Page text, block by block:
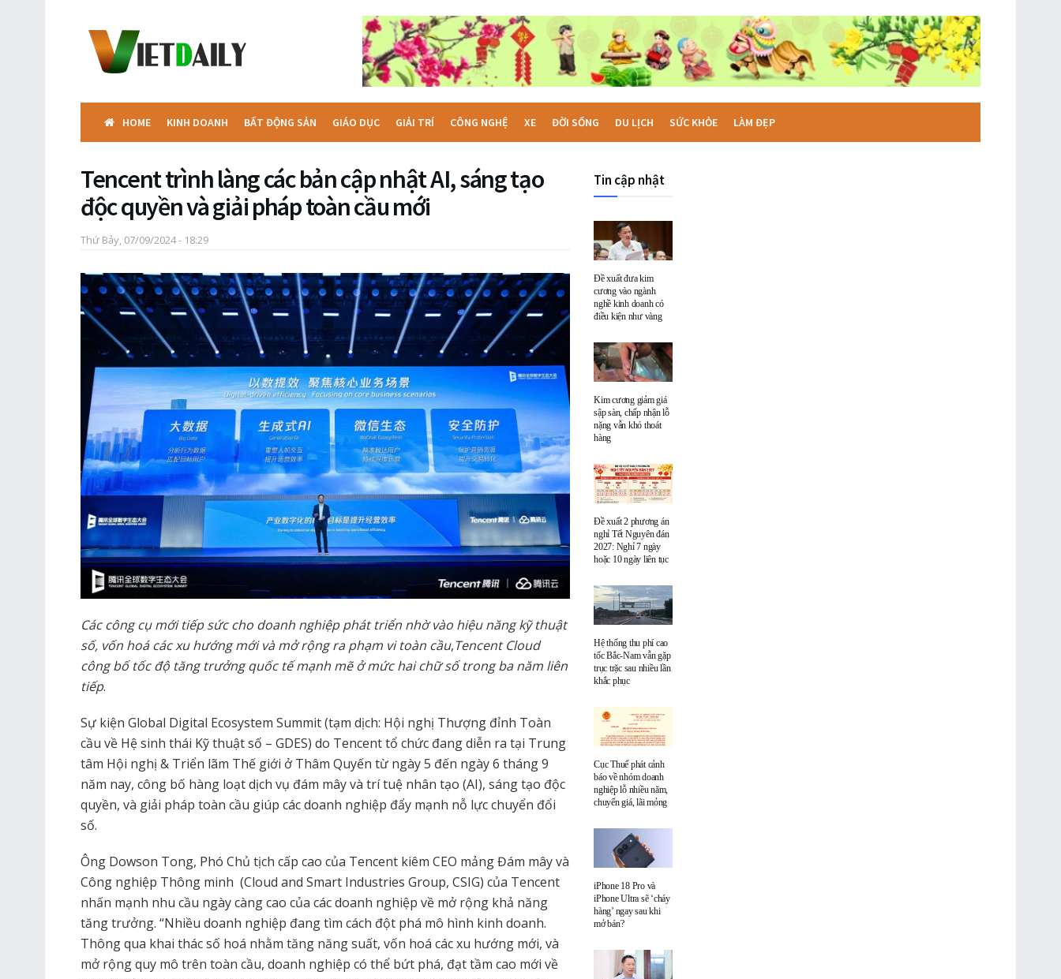
HOME KINH DOANH BẤT ĐỘNG SẢN GIÁO DỤC GIẢI TRÍ CÔNG NGHỆ XE ĐỜI SỐNG DU LỊCH SỨC KHỎE LÀM ĐẸP
Tencent trình làng các bản cập nhật AI, sáng tạo
độc quyền và giải pháp toàn cầu mới
Thứ Bảy, 07/09/2024 - 18:29
Các công cụ mới tiếp sức cho doanh nghiệp phát triển nhờ vào hiệu năng kỹ thuật
số, vốn hoá các xu hướng mới và mở rộng ra phạm vi toàn cầu,Tencent Cloud
công bố tốc độ tăng trưởng quốc tế mạnh mẽ ở mức hai chữ số trong ba năm liên
tiếp.
Sự kiện Global Digital Ecosystem Summit (tạm dịch: Hội nghị Thượng đỉnh Toàn
cầu về Hệ sinh thái Kỹ thuật số – GDES) do Tencent tổ chức đang diễn ra tại Trung
tâm Hội nghị & Triển lãm Thế giới ở Thâm Quyến từ ngày 5 đến ngày 6 tháng 9
năm nay, công bố hàng loạt dịch vụ đám mây và trí tuệ nhân tạo (AI), sáng tạo độc
quyền, và giải pháp toàn cầu giúp các doanh nghiệp đẩy mạnh nỗ lực chuyển đổi
số.
Ông Dowson Tong, Phó Chủ tịch cấp cao của Tencent kiêm CEO mảng Đám mây và
Công nghiệp Thông minh (Cloud and Smart Industries Group, CSIG) của Tencent
nhấn mạnh nhu cầu ngày càng cao của các doanh nghiệp về mở rộng khả năng
tăng trưởng. “Nhiều doanh nghiệp đang tìm cách đột phá mô hình kinh doanh.
Thông qua khai thác số hoá nhằm tăng năng suất, vốn hoá các xu hướng mới, và
mở rộng quy mô trên toàn cầu, doanh nghiệp có thể bứt phá, đạt tầm cao mới về
Tin cập nhật
Đề xuất đưa kim
cương vào ngành
nghề kinh doanh có
điều kiện như vàng
Kim cương giảm giá
sập sàn, chấp nhận lỗ
nặng vẫn khó thoát
hàng
Đề xuất 2 phương án
nghỉ Tết Nguyên đán
2027: Nghỉ 7 ngày
hoặc 10 ngày liên tục
Hệ thống thu phí cao
tốc Bắc-Nam vẫn gặp
trục trặc sau nhiều lần
khắc phục
Cục Thuế phát cảnh
báo về nhóm doanh
nghiệp lỗ nhiều năm,
chuyển giá, lãi mỏng
iPhone 18 Pro và
iPhone Ultra sẽ ‘cháy
hàng’ ngay sau khi
mở bán?